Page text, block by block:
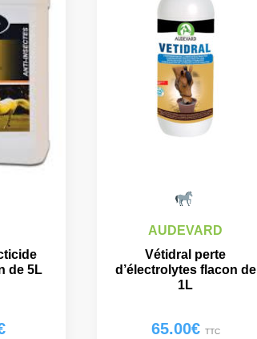
de 5L
AUDEVARD
Vétidral perte
d’électrolytes flacon de
1L
65.00€ TTC